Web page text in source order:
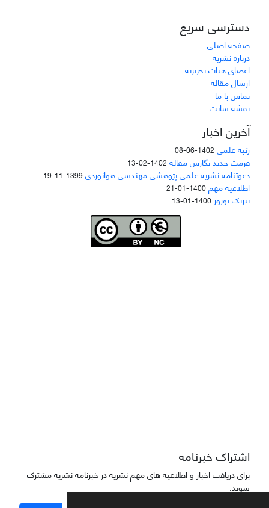
دسترسی سریع
صفحه اصلی
درباره نشریه
اعضای هیات تحریریه
ارسال مقاله
تماس با ما
نقشه سایت
آخرین اخبار
رتبه علمی 1402-06-08
فرمت جدید نگارش مقاله 1402-02-13
دعوتنامه نشریه علمی پژوهشی مهندسی هوانوردی1399-11-19
اطلاعیه مهم1400-01-21
تبریک نوروز 1400-01-13
اشتراک خبرنامه
برای دریافت اخبار و اطلاعیه های مهم نشریه در خبرنامه نشریه مشترک
شوید.